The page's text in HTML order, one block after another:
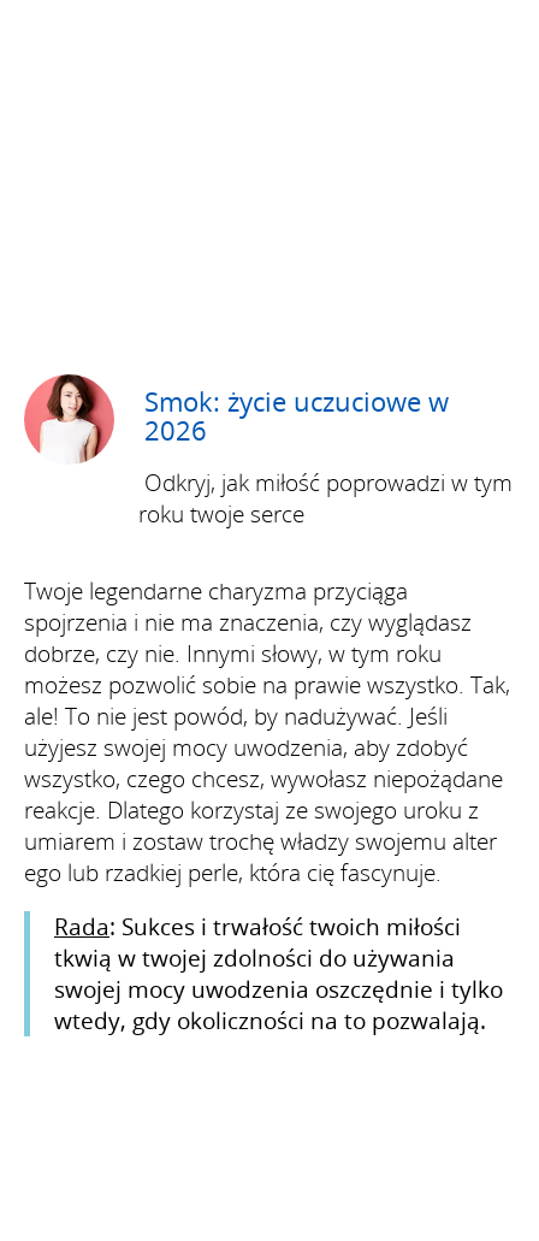
Smok: życie uczuciowe w
2026
Odkryj, jak miłość poprowadzi w tym
roku twoje serce
Twoje legendarne charyzma przyciąga
spojrzenia i nie ma znaczenia, czy wyglądasz
dobrze, czy nie. Innymi słowy, w tym roku
możesz pozwolić sobie na prawie wszystko. Tak,
ale! To nie jest powód, by nadużywać. Jeśli
użyjesz swojej mocy uwodzenia, aby zdobyć
wszystko, czego chcesz, wywołasz niepożądane
reakcje. Dlatego korzystaj ze swojego uroku z
umiarem i zostaw trochę władzy swojemu alter
ego lub rzadkiej perle, która cię fascynuje.
Rada: Sukces i trwałość twoich miłości
tkwią w twojej zdolności do używania
swojej mocy uwodzenia oszczędnie i tylko
wtedy, gdy okoliczności na to pozwalają.